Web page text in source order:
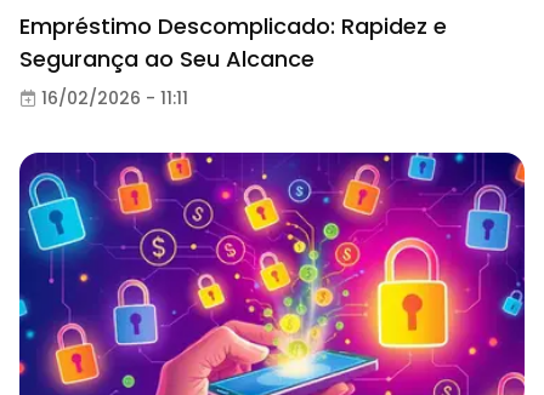
Empréstimo Descomplicado: Rapidez e
Segurança ao Seu Alcance
16/02/2026 - 11:11